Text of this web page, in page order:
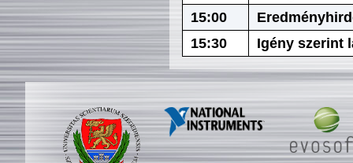
15:00
15:30
Igény szerint